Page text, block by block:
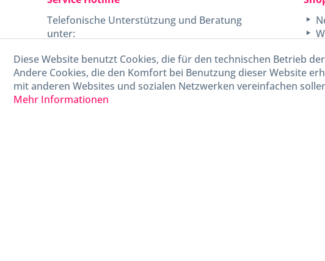
Telefonische Unterstützung und Beratung
unter:
040-880 99 770
Mo-Fr, 09:00 - 15:00 Uhr
Diese Website benutzt Cookies, die für den technischen Betrieb
Andere Cookies, die den Komfort bei Benutzung dieser Website
mit anderen Websites und sozialen Netzwerken vereinfachen
Mehr Informationen